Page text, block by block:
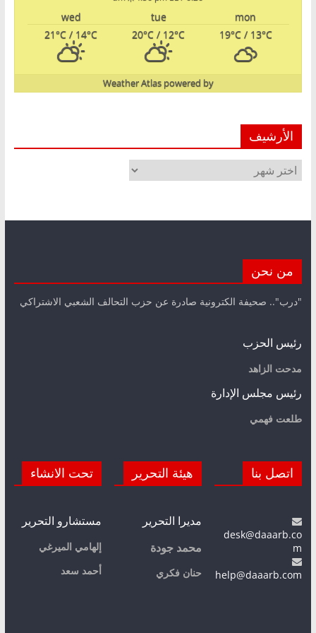
mon
tue
wed
19°C/ 13°C
20°C / 12°C
21°C / 14°C
powered by
Weather Atlas
الأرشيف
الأرشيف
من نحن
"درب".. صحيفة الكترونية صادرة عن حزب التحالف الشعبي الاشتراكي
رئيس الحزب
مدحت الزاهد
رئيس مجلس الإدارة
طلعت فهمي
اتصل بنا
desk@daaarb.co
m
help@daaarb.com
هيئة التحرير
مديرا التحرير
محمد جودة
حنان فكري
تحت الانشاء
مستشارو التحرير
إلهامي الميرغي
أحمد سعد